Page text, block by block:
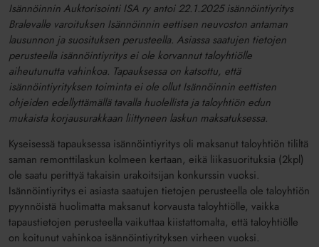
Isännöinnin Auktorisointi ISA ry antoi 22.1.2025 isännöintiyritys
Bralevalle varoituksen Isännöinnin eettisen neuvoston antaman
lausunnon ja suosituksen perusteella. Asiassa saatujen tietojen
perusteella isännöintiyritys ei ole korvannut taloyhtiölle
aiheutunutta vahinkoa. Tapauksessa on katsottu, että
isännöintiyrityksen toiminta ei ole ollut Isännöinnin eettisten
ohjeiden edellyttämällä tavalla huolellista ja taloyhtiön edun
mukaista korjausurakkaan liittyneen laskun maksatuksessa.
Kyseisessä tapauksessa isännöintiyritys oli maksanut taloyhtiön tililtä
saman remonttilaskun kolmeen kertaan, eikä liikasuorituksia (2kpl)
ole saatu perittyä takaisin urakoitsijan konkurssin vuoksi.
Isännöintiyritys ei asiasta saatujen tietojen perusteella ole taloyhtiön
pyynnöistä huolimatta maksanut korvausta taloyhtiölle, vaikka
tapaustietojen perusteella vaikuttaa kiistattomalta, että taloyhtiölle
on koitunut vahinkoa isännöintiyrityksen virheen vuoksi.